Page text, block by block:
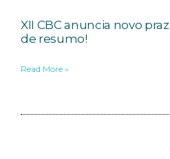
XII CBC anuncia novo
de resumo!
Read More »